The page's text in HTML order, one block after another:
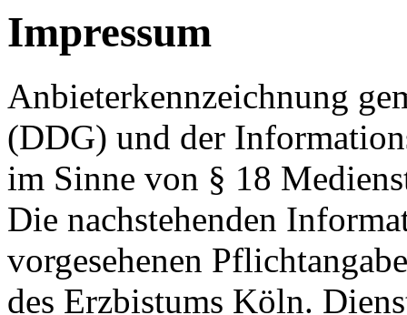
Impressum
Anbieterkennzeichnung
(DDG) und der
im Sinne von § 18
Die nachstehenden
vorgesehenen
des Erzbistums Köln.